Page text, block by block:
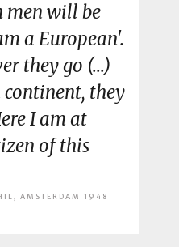
men will be
a European'.
they go (...)
they
I am at
of this
AMSTERDAM 1948